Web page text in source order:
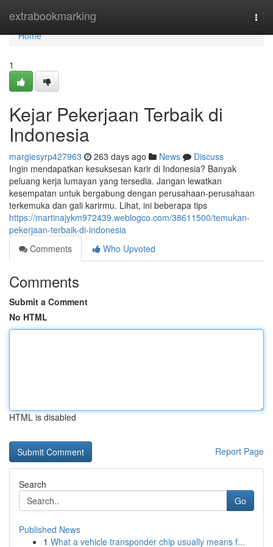
extrabookmarking
Home
Home
1
Kejar Pekerjaan Terbaik di
Indonesia
margiesyrp427963 263 days ago News
Discuss
Ingin mendapatkan kesuksesan karir di Indonesia? Banyak
peluang kerja lumayan yang tersedia. Jangan lewatkan
kesempatan untuk bergabung dengan perusahaan-perusahaan
terkemuka dan gali karirmu. Lihat, ini beberapa tips
https://martinajykm972439.weblogco.com/38611500/temukan-
pekerjaan-terbaik-di-indonesia
Comments
Who Upvoted
Comments
Submit a Comment
No HTML
HTML is disabled
Report Page
Search
Go
Published News
1 What a vehicle transponder chip usually means f...